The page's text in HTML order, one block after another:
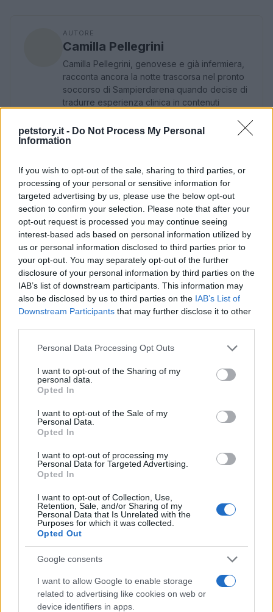
petstory.it - Do Not Process My Personal
Information
If you wish to opt-out of the sale, sharing to third parties, or
processing of your personal or sensitive information for
targeted advertising by us, please use the below opt-out
section to confirm your selection. Please note that after your
opt-out request is processed you may continue seeing
interest-based ads based on personal information utilized by
us or personal information disclosed to third parties prior to
your opt-out. You may separately opt-out of the further
disclosure of your personal information by third parties on the
IAB’s list of downstream participants. This information may
also be disclosed by us to third parties on the IAB’s List of
Downstream Participants that may further disclose it to other
Please note that this website/app uses one or more Google
not limited to your visit or usage behaviour. You may click to
grant or deny consent to Google and its third-party tags to
use your data for below specified purposes in below Google
consent section.
Personal Data Processing Opt Outs
I want to opt-out of the Sharing of my
personal data.
Opted In
I want to opt-out of the Sale of my
Personal Data.
Opted In
I want to opt-out of processing my
Personal Data for Targeted Advertising.
Opted In
I want to opt-out of Collection, Use,
Retention, Sale, and/or Sharing of my
Personal Data that Is Unrelated with the
Purposes for which it was collected.
Opted Out
Google consents
I want to allow Google to enable storage
related to advertising like cookies on web or
device identifiers in apps.
AUTORE
Camilla Pellegrini
Camilla Pellegrini, genovese e già infermiera,
racconta ancora la notte trascorsa nel pronto
soccorso di Sampierdarena quando decise di
tradurre esperienza clinica in contenuti
approccio rigoroso e porta con sé cartoline e
appunti di turni reali.
Continua a leggere